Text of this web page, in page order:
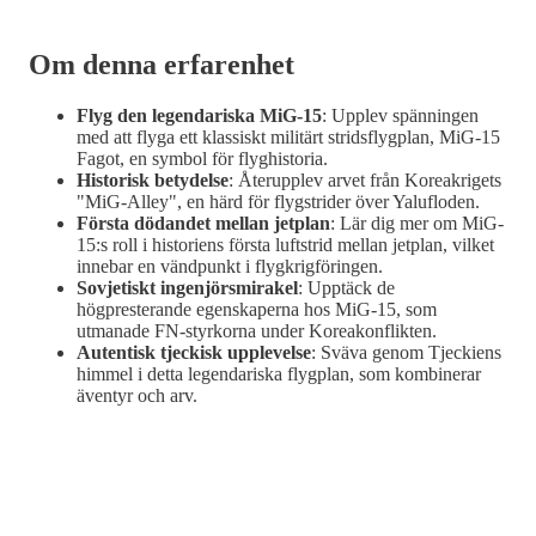
Om denna erfarenhet
Flyg den legendariska MiG-15: Upplev spänningen
med att flyga ett klassiskt militärt stridsflygplan, MiG-15
Fagot, en symbol för flyghistoria.
Historisk betydelse: Återupplev arvet från Koreakrigets
"MiG-Alley", en härd för flygstrider över Yalufloden.
Första dödandet mellan jetplan: Lär dig mer om MiG-
15:s roll i historiens första luftstrid mellan jetplan, vilket
innebar en vändpunkt i flygkrigföringen.
Sovjetiskt ingenjörsmirakel: Upptäck de
högpresterande egenskaperna hos MiG-15, som
utmanade FN-styrkorna under Koreakonflikten.
Autentisk tjeckisk upplevelse: Sväva genom Tjeckiens
himmel i detta legendariska flygplan, som kombinerar
äventyr och arv.